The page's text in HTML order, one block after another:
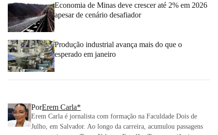
Economia de Minas deve crescer até 2% em 2026
apesar de cenário desafiador
Produção industrial avança mais do que o
esperado em janeiro
PorErem Carla*
Erem Carla é jornalista com formação na Faculdade Dois de
Julho, em Salvador. Ao longo da carreira, acumulou passagens